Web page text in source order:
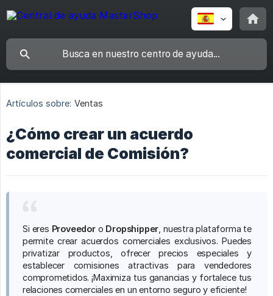
Artículos sobre: Ventas
¿Cómo crear un acuerdo
comercial de Comisión?
Si eres Proveedoro Dropshipper , nuestra plataforma te
permite crear acuerdos comerciales exclusivos. Puedes
privatizar productos, ofrecer precios especiales y
establecer comisiones atractivas para vendedores
comprometidos. ¡Maximiza tus ganancias y fortalece tus
relaciones comerciales en un entorno seguro y eficiente!